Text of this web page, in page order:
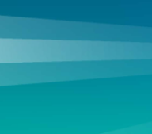
Human-Centered Acoustic Design
Musikalische und Photoakustik